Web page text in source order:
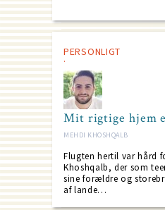
PERSONLIGT
Mit rigtige hjem
MEHDI KHOSHQALB
Flugten hertil var hård
Khoshqalb, der som
sine forældre og
af lande…